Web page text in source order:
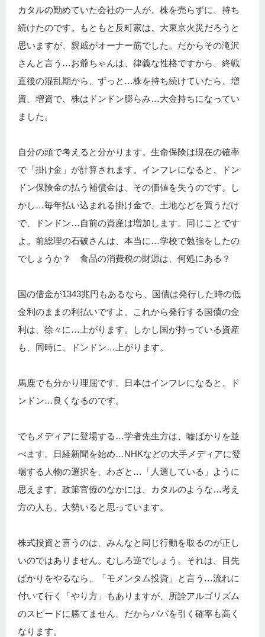
カタルの勤めていた会社の一人が、株を売らずに、持ち
続けたのです。もともと反町家は、大東京火災だろうと
思いますが、親戚がオーナー筋でした。だからその滝沢
さんと言う…お爺ちゃんは、律義な性格ですから、終戦
直後の混乱期から、ずっと…株を持ち続けていたら、増
資、増資で、株はドンドン膨らみ…大金持ちになってい
ました。
自分の頭で考えると分かります。生命保険は現在の確率
で「掛け金」が計算されます。インフレになると、ドン
ドン保険金の払う補償金は、その価値を失うのです。し
かし…毎年払い込まれる掛け金で、土地などを買うだけ
で、ドンドン…自前の資産は増加します。同じことです
よ。前総理の石破さんは、本当に…学校で勉強をしたの
でしょうか？ 食品の消費税の財源は、何処にある？
国の借金が1343兆円もあるなら、国債は発行した時の低
金利のままの利払いですよ。これから発行する国債の金
利は、徐々に…上がります。しかし国が持っている資産
も、同時に、ドンドン…上がります。
馬鹿でも分かり理屈です。日本はインフレになると、ド
ンドン…良くなるのです。
でもメディアに登場する…学者先生方は、嘘ばかりを並
べます。日経新聞を始め…NHKなどの大手メディアに登
場する人物の選択を、わざと…「人選している」ように
思えます。政策官僚のなかには、カタルのような…考え
方の人も、大勢いると思っています。
株式投資と言うのは、みんなと同じ行動を取るのが正し
いのではありません。むしろ逆でしょう。それは、目先
ばかりをやるなら、「モメンタム投資」と言う…流れに
付いて行く「やり方」もありますが、所詮アルゴリズム
のスピードに勝てません。だからババを引く確率も高く
なります。